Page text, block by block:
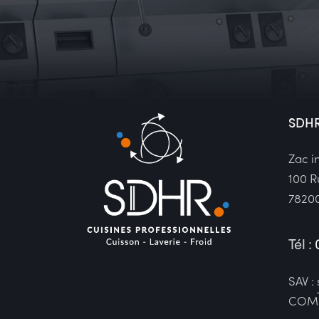
Zac
100
Tél :
SAV :